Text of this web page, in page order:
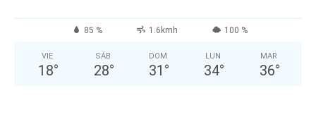
85 % 1.6kmh 100 %
VIE
18°
SÁB
28°
DOM
31 °
LUN
34°
MAR
36°